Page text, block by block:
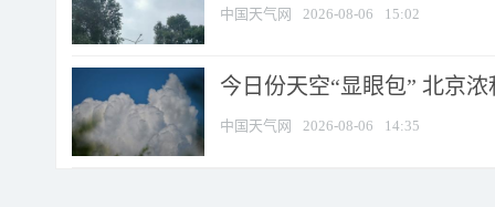
中国天气网 2026-08-06 15:02
今日份天空“显眼包” 北京
中国天气网 2026-08-06 14:35